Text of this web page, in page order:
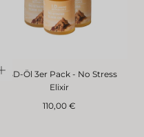
CBD-Öl 3er Pack - No Stress
Elixir
Regulärer
110,00 €